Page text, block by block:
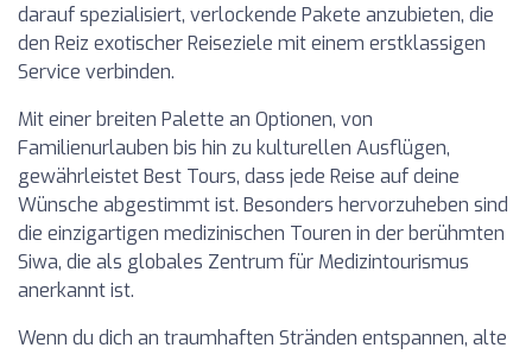
darauf spezialisiert, verlockende Pakete anzubieten, die
den Reiz exotischer Reiseziele mit einem erstklassigen
Service verbinden.
Mit einer breiten Palette an Optionen, von
Familienurlauben bis hin zu kulturellen Ausflügen,
gewährleistet Best Tours, dass jede Reise auf deine
Wünsche abgestimmt ist. Besonders hervorzuheben sind
die einzigartigen medizinischen Touren in der berühmten
Siwa, die als globales Zentrum für Medizintourismus
anerkannt ist.
Wenn du dich an traumhaften Stränden entspannen, alte